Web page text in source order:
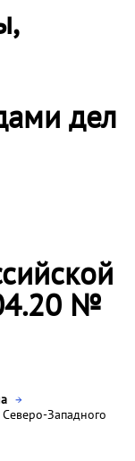
дел
№
Западного